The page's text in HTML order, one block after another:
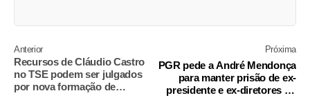
Anterior
Recursos de Cláudio Castro
no TSE podem ser julgados
por nova formação de
Próxima
PGR pede a André Mendonça
para manter prisão de ex-
presidente e ex-diretores do